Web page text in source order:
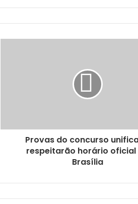
STF inicia julgamento de
Provas do concurso
respeitarão horário oficial
Brasília